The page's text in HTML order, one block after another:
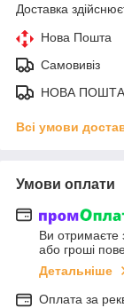
Доставка
Нова Пошта
Самовивіз
НОВА ПОШТА
Всі умови
Умови оплати
Ви отримаєте
або гроші
Детальніше
Оплата за